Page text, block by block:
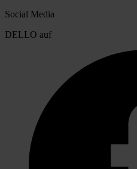
Social Media
DELLO auf